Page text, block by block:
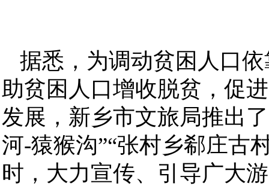
据悉，为调动贫困人口
助贫困人口增收脱贫，促
发展，新乡市文旅局推出
河-猿猴沟”“张村乡郗庄古
时，大力宣传、引导广大